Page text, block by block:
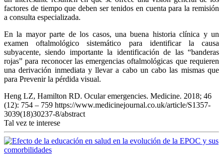
factores de tiempo que deben ser tenidos en cuenta para la remisión
a consulta especializada.
En la mayor parte de los casos, una buena historia clínica y un
examen oftalmológico sistemático para identificar la causa
subyacente, siendo importante la identificación de las “banderas
rojas” para reconocer las emergencias oftalmológicas que requieren
una derivación inmediata y llevar a cabo un cabo las mismas que
para Prevenir la pérdida visual.
Heng LZ, Hamilton RD. Ocular emergencies. Medicine. 2018; 46
(12): 754 – 759 https://www.medicinejournal.co.uk/article/S1357-
3039(18)30237-8/abstract
Tal vez te interese